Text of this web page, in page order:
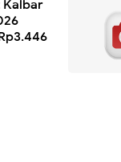
Kalbar